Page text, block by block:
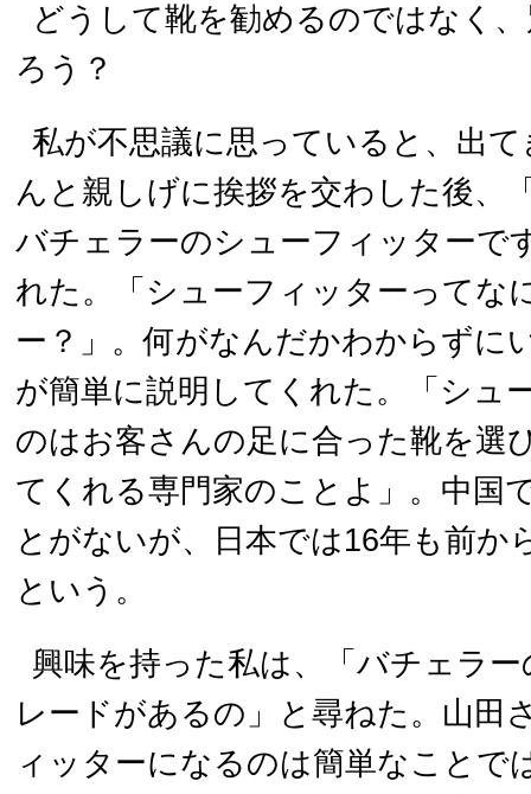
どうして靴を勧めるのではなく
ろう？
私が不思議に思っていると、出
んと親しげに挨拶を交わした後、
バチェラーのシューフィッターで
れた。「シューフィッターってな
ー？」。何がなんだかわからずに
が簡単に説明してくれた。「シュ
のはお客さんの足に合った靴を選
てくれる専門家のことよ」。中国
とがないが、日本では16年も前か
という。
興味を持った私は、「バチェラ
レードがあるの」と尋ねた。山田
ィッターになるのは簡単なことで